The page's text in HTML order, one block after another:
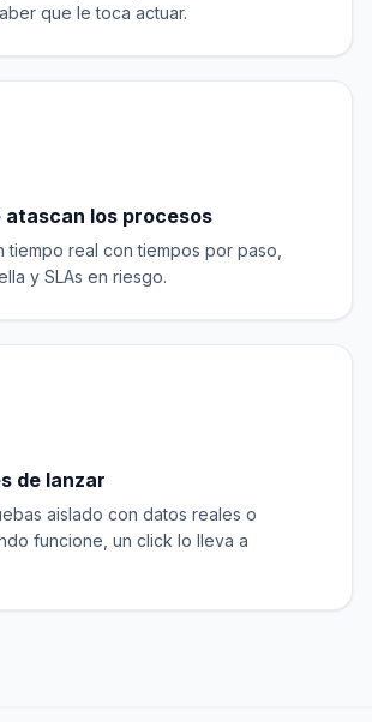
que le toca actuar.
atascan los procesos
tiempo real con tiempos por paso,
y SLAs en riesgo.
de lanzar
aislado con datos reales o
funcione, un click lo lleva a